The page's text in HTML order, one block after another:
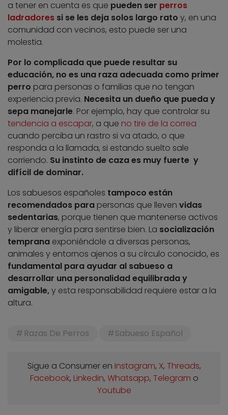
a tener en cuenta es que pueden ser perros
ladradores si se les deja solos largo rato y, en una
comunidad con vecinos, esto puede ser una
molestia.
Por lo complicada que puede resultar su
educación, no es una raza adecuada como primer
perro para personas o familias que no tengan
experiencia previa. Necesita un dueño que pueda y
sepa manejarle. Por ejemplo, hay que controlar su
tendencia a escapar, a que no tire de la correa
cuando perciba un rastro si va atado, o que
responda a la llamada, si estando suelto sale
corriendo. Su instinto de caza es muy fuerte y
difícil de dominar.
Los sabuesos españoles tampoco están
recomendados para personas que lleven vidas
sedentarias, porque tienen que mantenerse activos
y liberar energía para sentirse bien. La socialización
temprana exponiéndole a diversas personas,
animales y entornos ajenos a su círculo conocido, es
fundamental para ayudar al sabueso a
desarrollar una personalidad equilibrada y
amigable,y esta responsabilidad requiere estar a la
altura.
Razas De Perros Sabueso Español
Sigue a Consumer en Instagram, X, Threads,
Facebook, Linkedin, Whatsapp, Telegram o
Youtube